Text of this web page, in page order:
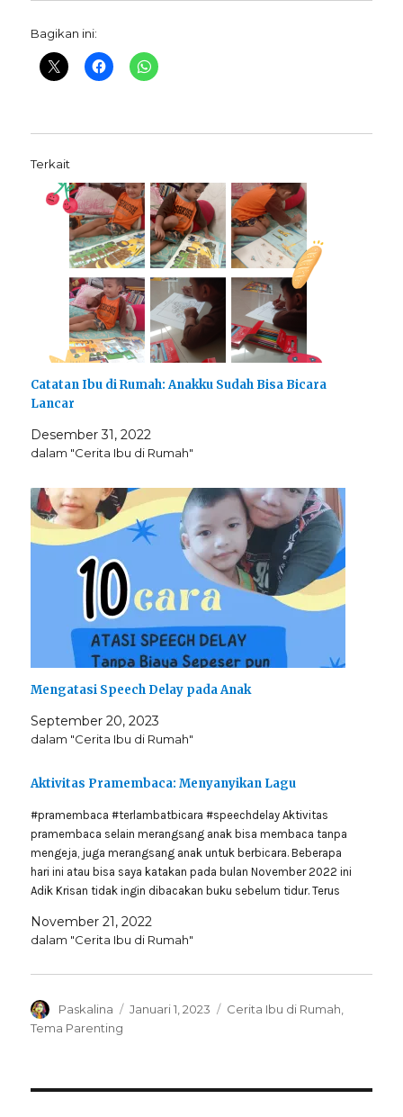
Bagikan ini:
Terkait
Catatan Ibu di Rumah: Anakku Sudah Bisa Bicara
Lancar
Desember 31, 2022
dalam "Cerita Ibu di Rumah"
Mengatasi Speech Delay pada Anak
September 20, 2023
dalam "Cerita Ibu di Rumah"
Aktivitas Pramembaca: Menyanyikan Lagu
#pramembaca #terlambatbicara #speechdelay Aktivitas
pramembaca selain merangsang anak bisa membaca tanpa
mengeja, juga merangsang anak untuk berbicara. Beberapa
hari ini atau bisa saya katakan pada bulan November 2022 ini
Adik Krisan tidak ingin dibacakan buku sebelum tidur. Terus
aktivitas menyanyikan lagu sebelum tidur.…
November 21, 2022
dalam "Cerita Ibu di Rumah"
Author
Paskalina
Posted
Januari 1, 2023 Categories
Cerita Ibu di Rumah
Tema Parenting